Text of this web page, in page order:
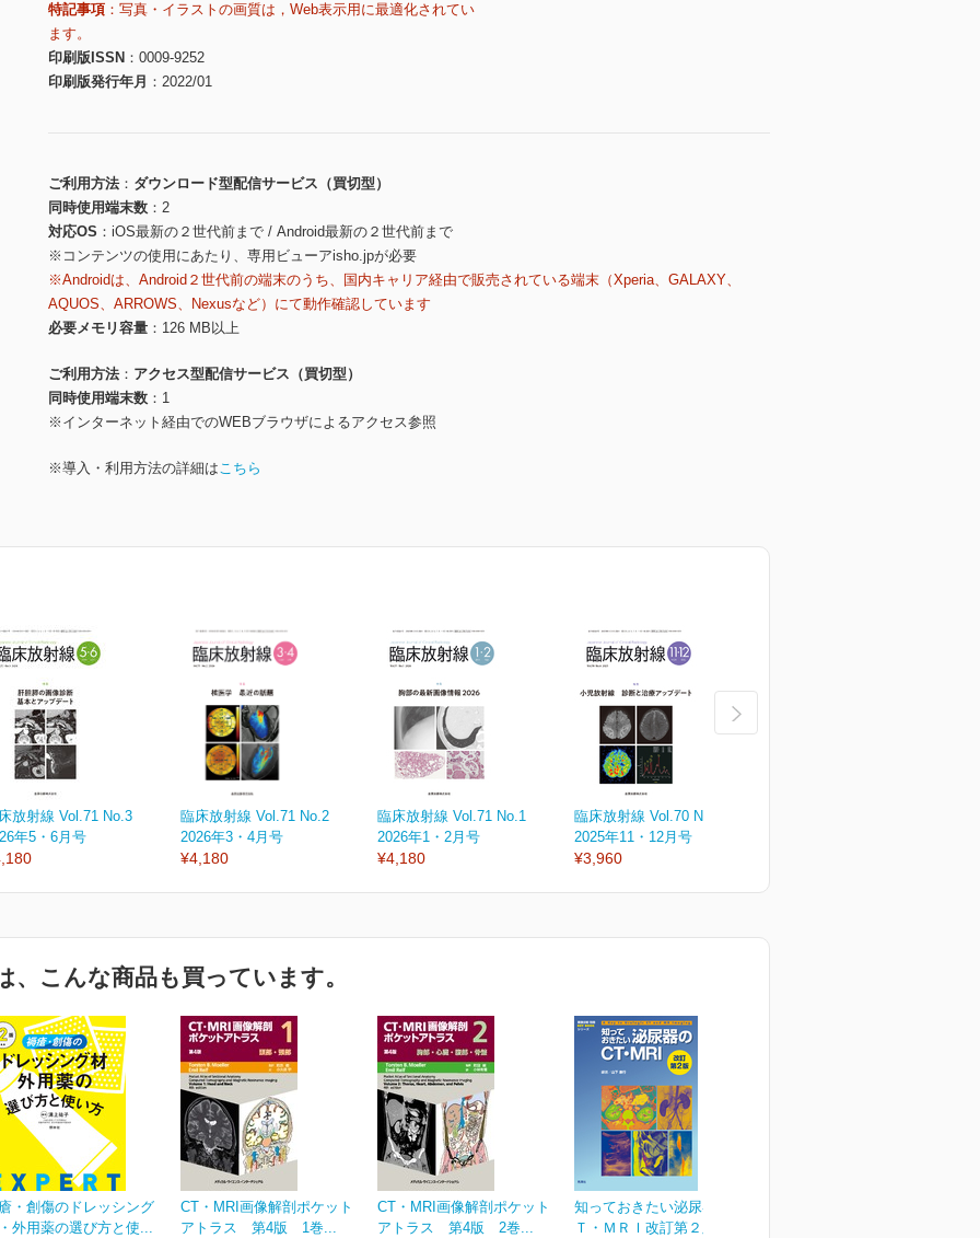
特記事項
写真・イラストの画質は，Web表示用に最適化されてい
ます。
印刷版ISSN
0009-9252
印刷版発行年月
2022/01
ご利用方法
ダウンロード型配信サービス（買切型）
同時使用端末数
2
対応OS
iOS最新の２世代前まで / Android最新の２世代前まで
※コンテンツの使用にあたり、専用ビューアisho.jpが必要
※Androidは、Android２世代前の端末のうち、国内キャリア経由で販売されている端末（Xperia、GALAXY、
AQUOS、ARROWS、Nexusなど）にて動作確認しています
必要メモリ容量
126 MB以上
ご利用方法
アクセス型配信サービス（買切型）
同時使用端末数
1
※インターネット経由でのWEBブラウザによるアクセス参照
※導入・利用方法の詳細はこちら
放射線 Vol.71 No.3
年5・6月号
臨床放射線 Vol.71 No.2
2026年3・4月号
¥4,180
臨床放射線 Vol.71 No.1
2026年1・2月号
¥4,180
臨床放射線 Vol.70 No.6
2025年11・12月号
¥3,960
、こんな商品も買っています。
・創傷のドレッシング
外用薬の選び方と使...
CT・MRI画像解剖ポケット
アトラス 第4版 1巻...
CT・MRI画像解剖ポケット
アトラス 第4版 2巻...
知っておきたい泌尿器のＣ
Ｔ・ＭＲＩ改訂第２版